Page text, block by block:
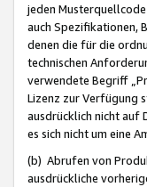
jeden
auch Spezifikationen,
denen die für die
technischen
verwendete Begriff
Lizenz zur Verfügung
ausdrücklich nicht auf
es sich nicht um eine
(b) Abrufen von
ausdrückliche